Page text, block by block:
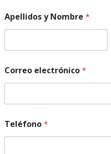
Apellidos y Nombre *
Correo electrónico*
Teléfono*